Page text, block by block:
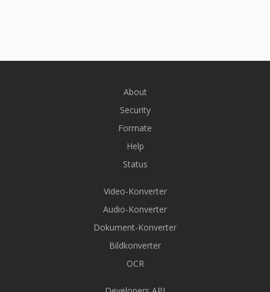
About
Security
Formate
Help
Status
Video-Konverter
Audio-Konverter
Dokument-Konverter
Bildkonverter
OCR